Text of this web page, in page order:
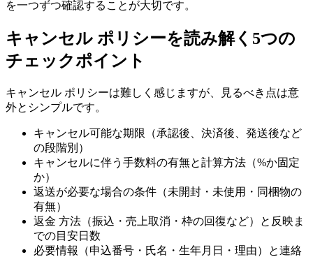
を一つずつ確認することが大切です。
キャンセル ポリシーを読み解く5つの
チェックポイント
キャンセル ポリシーは難しく感じますが、見るべき点は意
外とシンプルです。
キャンセル可能な期限（承認後、決済後、発送後など
の段階別）
キャンセルに伴う手数料の有無と計算方法（%か固定
か）
返送が必要な場合の条件（未開封・未使用・同梱物の
有無）
返金 方法（振込・売上取消・枠の回復など）と反映ま
での目安日数
必要情報（申込番号・氏名・生年月日・理由）と連絡